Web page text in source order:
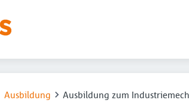
Ausbildung Ausbildung zum